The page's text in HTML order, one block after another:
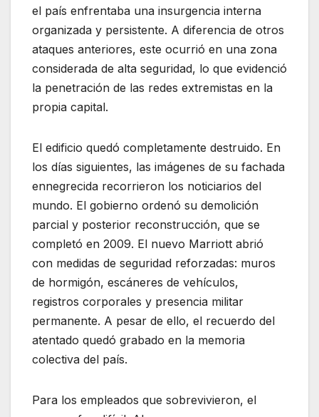
el país enfrentaba una insurgencia interna
organizada y persistente. A diferencia de otros
ataques anteriores, este ocurrió en una zona
considerada de alta seguridad, lo que evidenció
la penetración de las redes extremistas en la
propia capital.
El edificio quedó completamente destruido. En
los días siguientes, las imágenes de su fachada
ennegrecida recorrieron los noticiarios del
mundo. El gobierno ordenó su demolición
parcial y posterior reconstrucción, que se
completó en 2009. El nuevo Marriott abrió
con medidas de seguridad reforzadas: muros
de hormigón, escáneres de vehículos,
registros corporales y presencia militar
permanente. A pesar de ello, el recuerdo del
atentado quedó grabado en la memoria
colectiva del país.
Para los empleados que sobrevivieron, el